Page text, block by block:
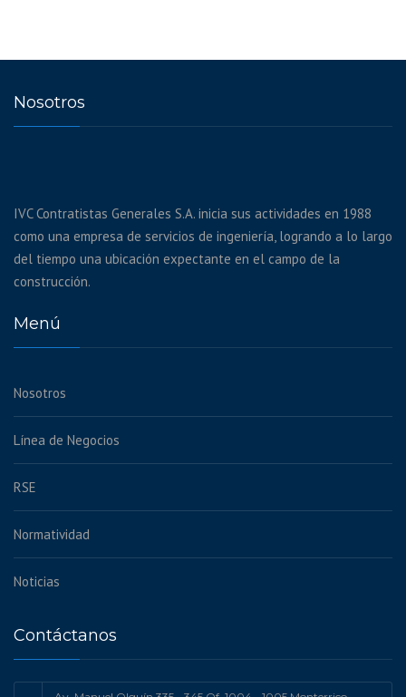
Nosotros
IVC Contratistas Generales S.A. inicia sus actividades en 1988
como una empresa de servicios de ingeniería, logrando a lo largo
del tiempo una ubicación expectante en el campo de la
construcción.
Menú
Nosotros
Línea de Negocios
RSE
Normatividad
Noticias
Contáctanos